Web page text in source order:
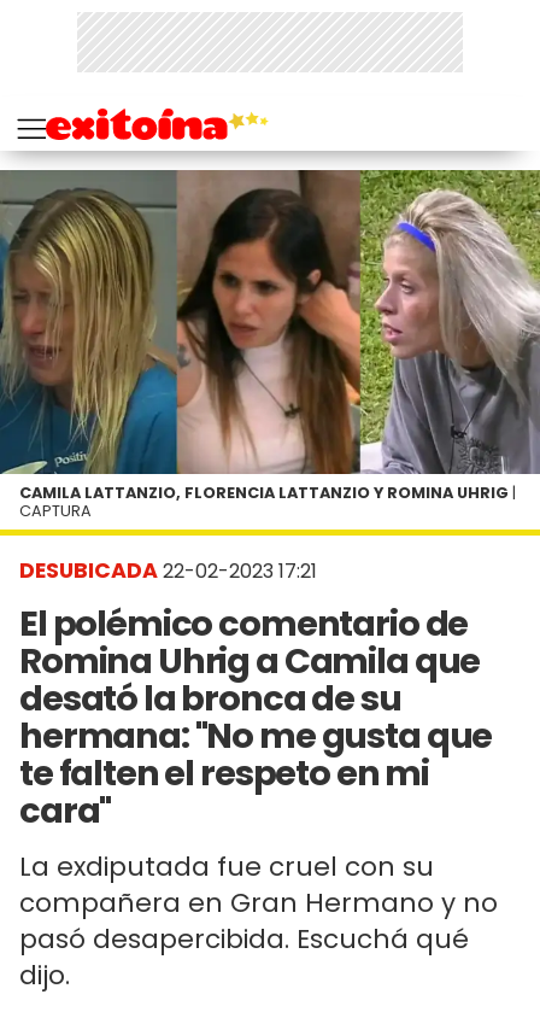
DESUBICADA22-02-2023 17:21
El polémico comentario de
Romina Uhrig a Camila que
desató la bronca de su
hermana: "No me gusta que
te falten el respeto en mi
cara"
La exdiputada fue cruel con su
compañera en Gran Hermano y no
pasó desapercibida. Escuchá qué
dijo.
CAMILA LATTANZIO, FLORENCIA LATTANZIO Y ROMINA UHRIG |
CAPTURA